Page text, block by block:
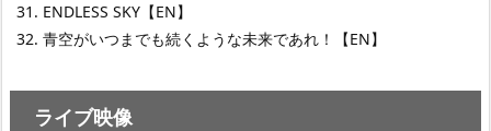
ENDLESS SKY【EN】
青空がいつまでも続くような未来であれ！【EN】
ライブ映像